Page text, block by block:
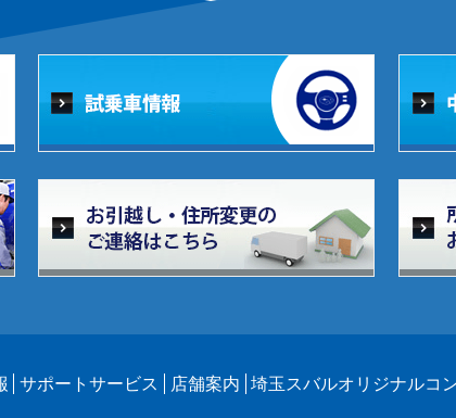
サポートサービス 店舗案内 埼玉スバルオリジナルコ